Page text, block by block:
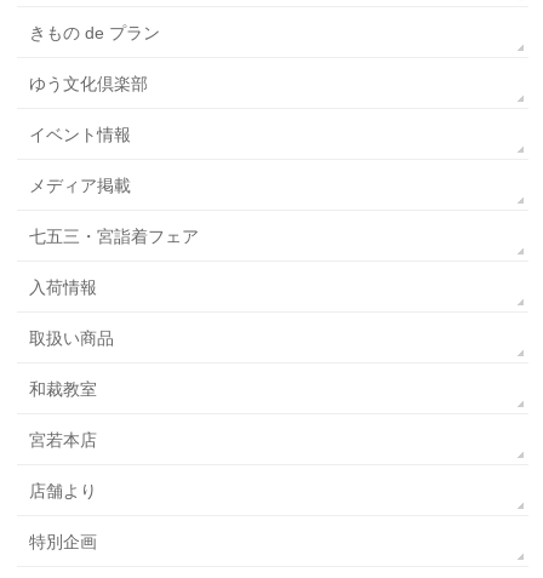
きもの de プラン
ゆう文化倶楽部
イベント情報
メディア掲載
七五三・宮詣着フェア
入荷情報
取扱い商品
和裁教室
宮若本店
店舗より
特別企画